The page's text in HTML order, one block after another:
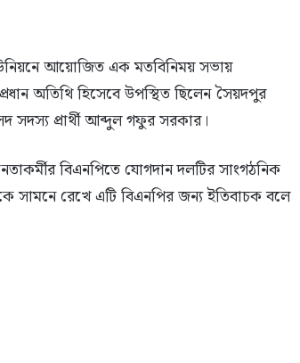
আয়োজিত এক মতবিনিময় সভায়
অতিথি হিসেবে উপস্থিত ছিলেন সৈয়দপুর
সদস্য প্রার্থী আব্দুল গফুর সরকার।
বিএনপিতে যোগদান দলটির সাংগঠনিক
সামনে রেখে এটি বিএনপির জন্য ইতিবাচক বলে